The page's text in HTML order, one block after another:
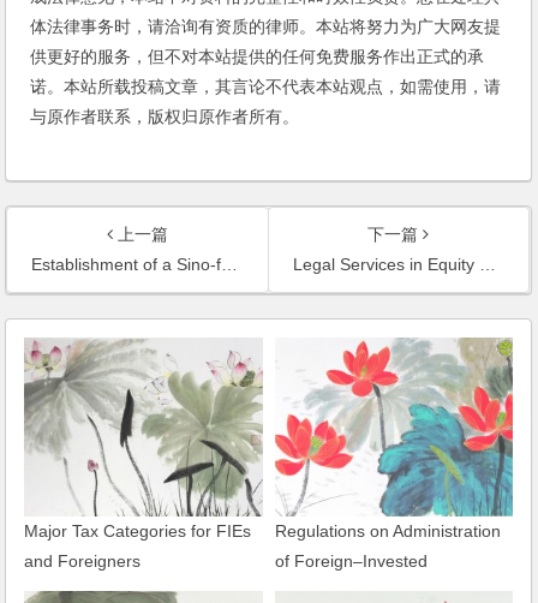
体法律事务时，请洽询有资质的律师。本站将努力为广大网友提
供更好的服务，但不对本站提供的任何免费服务作出正式的承
诺。本站所载投稿文章，其言论不代表本站观点，如需使用，请
与原作者联系，版权归原作者所有。
上一篇
Establishment of a Sino-foreign EJV: Shanghai Pharmaceutical Group and Solmag of Italy
下一篇
Legal Services in Equity Transfer of Hisaka Transmission Machinery
Major Tax Categories for FIEs
and Foreigners
Regulations on Administration
of Foreign–Invested
Construction Enterprises